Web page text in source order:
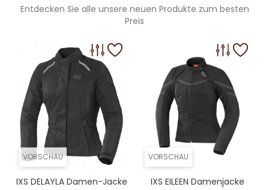
Entdecken Sie alle unsere neuen Produkte zum besten
Preis
VORSCHAU
IXS DELAYLA Damen-Jacke
VORSCHAU
IXS EILEEN Damenjacke